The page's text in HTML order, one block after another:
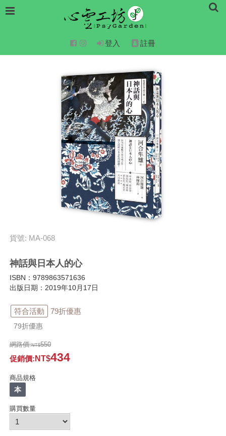
登入 註冊
貨號: MA-068
神話與日本人的心
ISBN：9789863571636
出版日期：2019年10月17日
符合活動 79折優惠
79折優惠
網路價: 550
促銷價: 434
商品規格
本
購買數量